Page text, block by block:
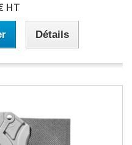
HT
Détails